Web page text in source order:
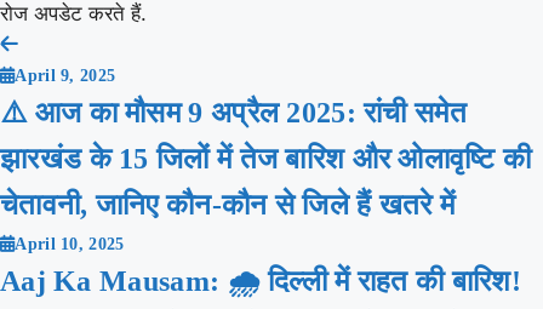
रोज अपडेट करते हैं.
Post
navigation
April 9, 2025
⚠️ आज का मौसम 9 अप्रैल 2025: रांची समेत
झारखंड के 15 जिलों में तेज बारिश और ओलावृष्टि की
चेतावनी, जानिए कौन-कौन से जिले हैं खतरे में
April 10, 2025
Aaj Ka Mausam: 🌧️ दिल्ली में राहत की बारिश!